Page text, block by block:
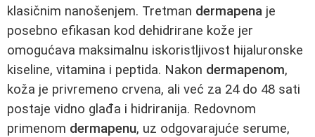
klasičnim nanošenjem. Tretman dermapena je
posebno efikasan kod dehidrirane kože jer
omogućava maksimalnu iskoristljivost hijaluronske
kiseline, vitamina i peptida. Nakon dermapenom,
koža je privremeno crvena, ali već za 24 do 48 sati
postaje vidno glađa i hidriranija. Redovnom
primenom dermapenu, uz odgovarajuće serume,